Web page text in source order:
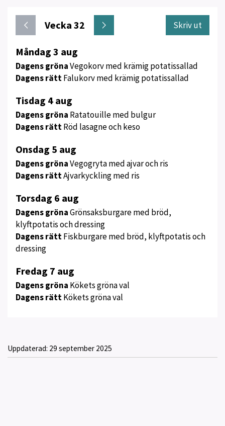
Vecka 32 Skriv ut
Meny
för
vecka
Måndag 3 aug
Dagens grönaVegokorv med krämig potatissallad
Dagens rättFalukorv med krämig potatissallad
Tisdag 4 aug
Dagens gröna Ratatouille med bulgur
Dagens rättRöd lasagne och keso
Onsdag 5 aug
Dagens grönaVegogryta med ajvar och ris
Dagens rättAjvarkyckling med ris
Torsdag 6 aug
Dagens grönaGrönsaksburgare med bröd,
klyftpotatis och dressing
Dagens rättFiskburgare med bröd, klyftpotatis och
dressing
Fredag 7 aug
Dagens gröna Kökets gröna val
Dagens rättKökets gröna val
Uppdaterad: 29 september 2025